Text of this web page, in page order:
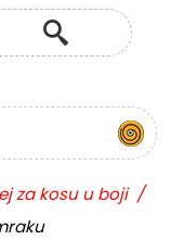
za kosu u boji /